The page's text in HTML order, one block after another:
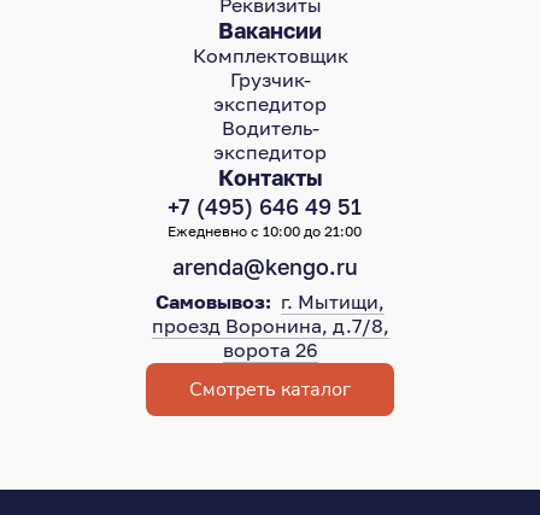
Контакты
+7 (495) 646 49 51
Ежедневно с 10:00 до 21:00
arenda@kengo.ru
Самовывоз: г. Мытищи,
проезд Воронина, д.7/8,
ворота 26
Смотреть каталог
Реквизиты
Вакансии
Комплектовщик
Грузчик-
экспедитор
Водитель-
экспедитор